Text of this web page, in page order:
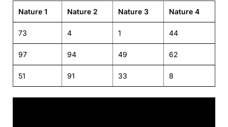
Nature 1 Nature 2 Nature 3 Nature 4
73 4 1 44
97 94 49 62
51 91 33 8